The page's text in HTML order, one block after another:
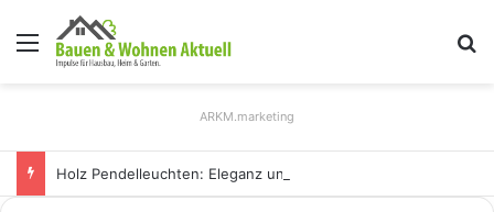
Menü
ARKM.marketing